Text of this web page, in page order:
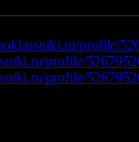
profile/
profile/
profile/